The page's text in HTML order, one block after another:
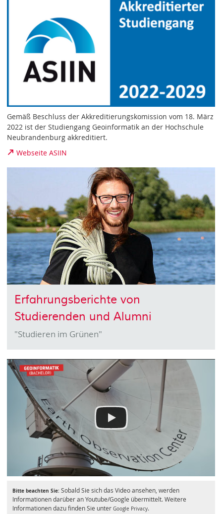
Gemäß Beschluss der Akkreditierungskomission vom 18. März
2022 ist der Studiengang Geoinformatik an der Hochschule
Neubrandenburg akkreditiert.
Webseite ASIIN
Erfahrungsberichte von
Studierenden und Alumni
"Studieren im Grünen"
Bitte beachten Sie:Sobald Sie sich das Video ansehen, werden
Informationen darüber an Youtube/Google übermittelt. Weitere
Informationen dazu finden Sie unter Google Privacy.